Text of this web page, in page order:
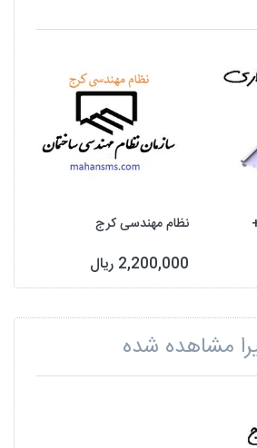
نظام مهندسی کرج
2,200,000 ریال
مشاهده شده